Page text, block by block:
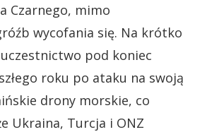
Czarnego, mimo
wycofania się. Na krótko
uczestnictwo pod koniec
roku po ataku na swoją
drony morskie, co
Ukraina, Turcja i ONZ